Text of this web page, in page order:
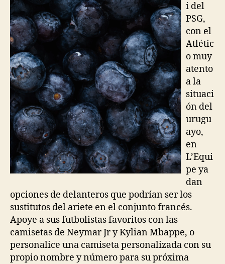
i del
PSG,
con el
Atlétic
o muy
atento
a la
situaci
ón del
urugu
ayo,
en
L’Equi
pe ya
dan
opciones de delanteros que podrían ser los
sustitutos del ariete en el conjunto francés.
Apoye a sus futbolistas favoritos con las
camisetas de Neymar Jr y Kylian Mbappe, o
personalice una camiseta personalizada con su
propio nombre y número para su próxima